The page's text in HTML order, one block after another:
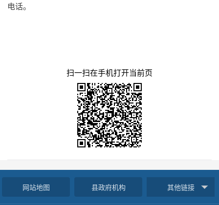
电话。
扫一扫在手机打开当前页
网站地图 县政府机构 其他链接